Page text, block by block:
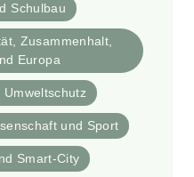
Schulbau
Zusammenhalt,
Europa
und Sport
Smart-City